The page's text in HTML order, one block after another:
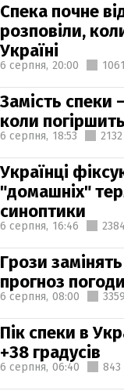
Спека почне
розповіли,
Україні
6 серпня, 20:00 1061
Замість спеки
коли
6 серпня, 18:53 2132
Українці
"домашніх"
синоптики
6 серпня, 16:46 2384
Грози
прогноз
6 серпня, 08:00 3359
Пік спеки в
+38 градусів
6 серпня, 06:40 843